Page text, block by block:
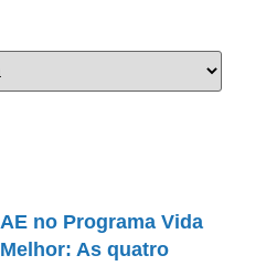
AE no Programa Vida
Melhor: As quatro